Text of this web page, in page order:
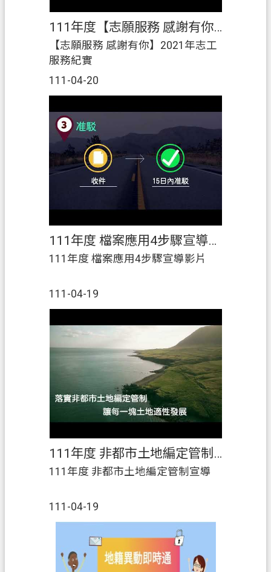
111年度【志願服務 感謝有你】2021年志工服務紀實
111-04-20
【志願服務 感謝有你】2021年志工
服務紀實
111年度 檔案應用4步驟宣導影片
111-04-19
111年度 檔案應用4步驟宣導影片
111年度 非都市土地編定管制宣導
111-04-19
111年度 非都市土地編定管制宣導